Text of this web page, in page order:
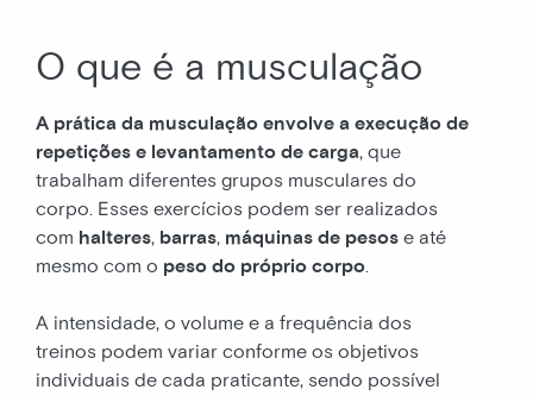
O que é a musculação
A prática da musculação envolve a execução de
repetições e levantamento de carga, que
trabalham diferentes grupos musculares do
corpo. Esses exercícios podem ser realizados
com halteres, barras, máquinas de pesos e até
mesmo com o peso do próprio corpo.
A intensidade, o volume e a frequência dos
treinos podem variar conforme os objetivos
individuais de cada praticante, sendo possível